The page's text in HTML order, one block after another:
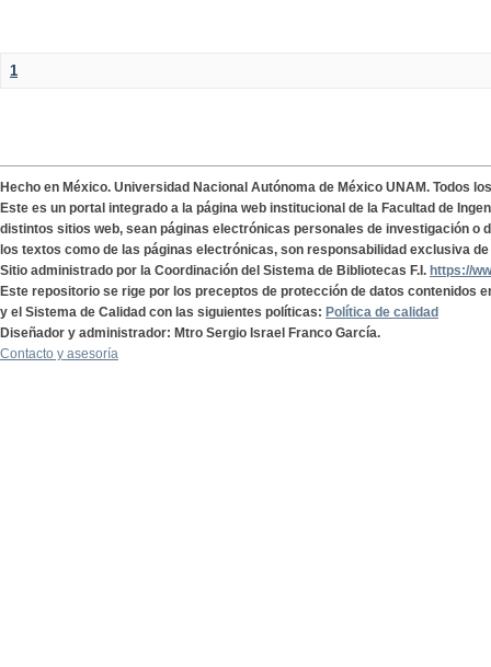
1
Hecho en México. Universidad Nacional Autónoma de México UNAM. Todos
Este es un portal integrado a la página web institucional de la Facultad de
distintos sitios web, sean páginas electrónicas personales de investigación o
los textos como de las páginas electrónicas, son responsabilidad exclusiva
Sitio administrado por la Coordinación del Sistema de Bibliotecas F.I. https://
Este repositorio se rige por los preceptos de protección de datos contenidos
y el Sistema de Calidad con las siguientes políticas: Política de calidad
Diseñador y administrador: Mtro Sergio Israel Franco García.
Contacto y asesoría